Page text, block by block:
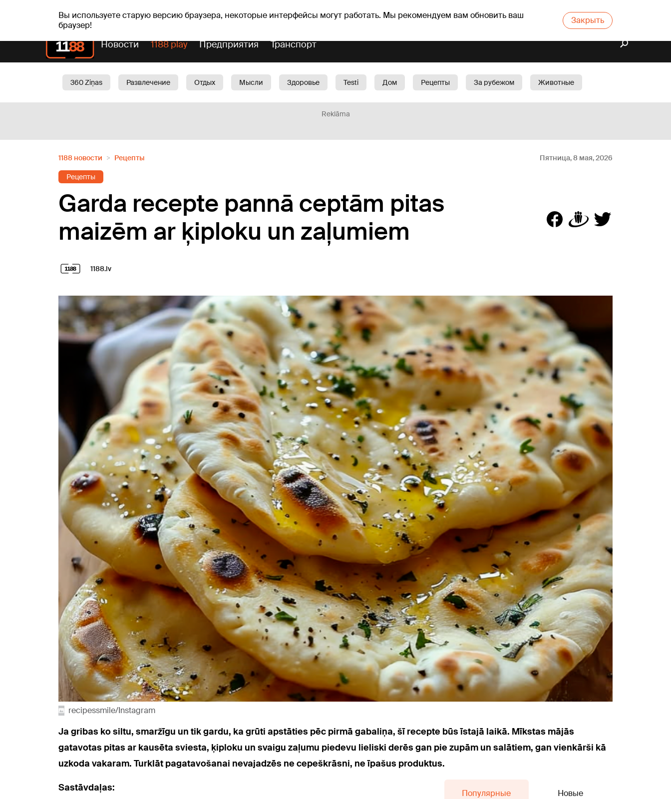
Вы используете старую версию браузера, некоторые интерфейсы могут работать. Мы рекомендуем вам обновить ваш
браузер!
Закрыть
сб, 08.08.2026. +20°C Mudīte, Vladislava, Vladislavs Прогноз погоды Гороскопы
Новости 1188 play Предприятия Транспорт
360 Ziņas Развлечение Отдых Мысли Здоровье Testi Дом Рецепты За рубежом
Животные
Reklāma
1188 новости Рецепты Пятница, 8 мая, 2026
Рецепты
Garda recepte pannā ceptām pitas
maizēm ar ķiploku un zaļumiem
1188.lv
recipessmile/Instagram
Ja gribas ko siltu, smaržīgu un tik gardu, ka grūti apstāties pēc pirmā gabaliņa, šī recepte būs īstajā laikā. Mīkstas mājās
gatavotas pitas ar kausēta sviesta, ķiploku un svaigu zaļumu piedevu lieliski derēs gan pie zupām un salātiem, gan vienkārši kā
uzkoda vakaram. Turklāt pagatavošanai nevajadzēs ne cepeškrāsni, ne īpašus produktus.
Sastāvdaļas:
Популярные Новые